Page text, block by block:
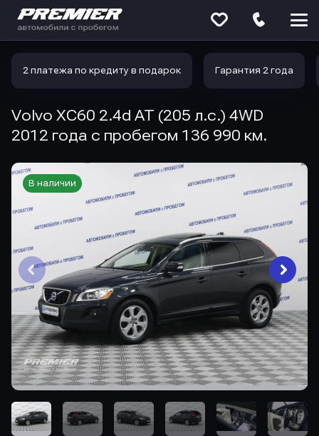
2 платежа по кредиту в подарок Гарантия 2 года
Volvo XC60 2.4d AT (205 л.с.) 4WD
2012 года с пробегом 136 990 км.
В наличии